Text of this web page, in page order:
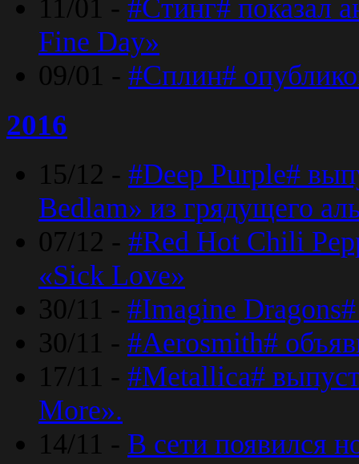
11/01 - #Стинг# показал
Fine Day»
09/01 - #Сплин#
2016
15/12 - #Deep Purple#
Bedlam» из грядущего
07/12 - #Red Hot Chili
«Sick Love»
30/11 - #Imagine
30/11 - #Aerosmith#
17/11 - #Metallica#
More».
14/11 - В сети появился